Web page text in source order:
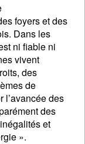
foyers et des
Dans les
ni fiable ni
vivent
des
de
l’avancée des
des
et
».
Unis